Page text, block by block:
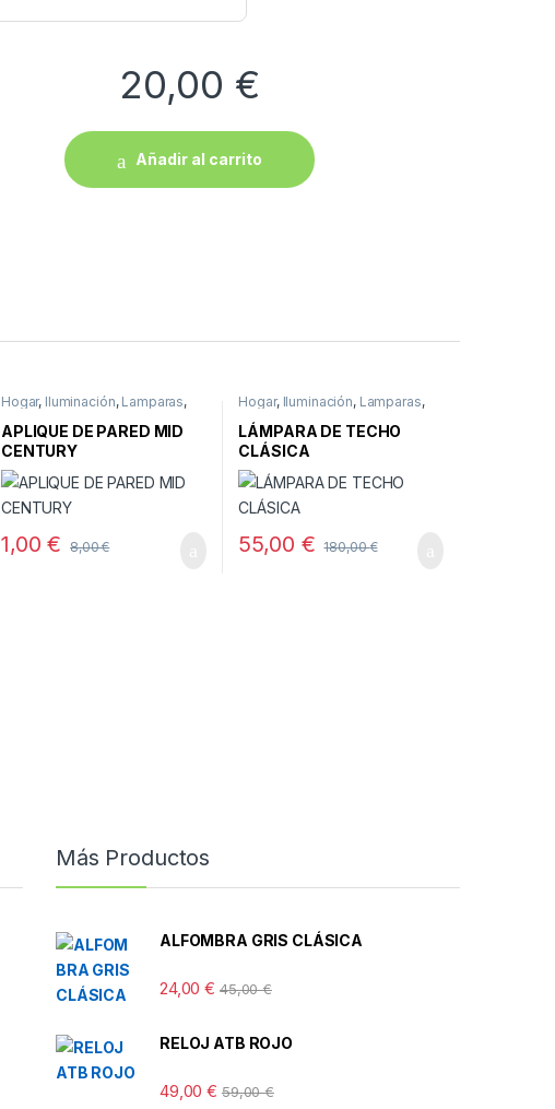
20,00 €
Añadir al carrito
Hogar, Iluminación, Lamparas,
APLIQUE DE PARED MID
CENTURY
1,00€ 8,00€
Hogar, Iluminación, Lamparas,
LÁMPARA DE TECHO
CLÁSICA
55,00 € 180,00€
Más Productos
ALFOMBRA GRIS CLÁSICA
24,00€ 45,00€
RELOJ ATB ROJO
49,00€ 59,00€